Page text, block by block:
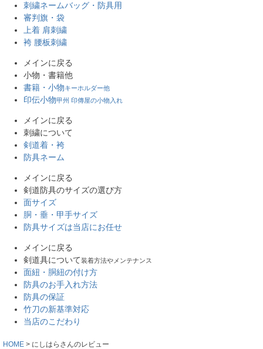
刺繍ネームバッグ・防具用
審判旗・袋
上着 肩刺繍
袴 腰板刺繍
メインに戻る
小物・書籍他
書籍・小物キーホルダー他
印伝小物甲州 印傳屋の小物入れ
メインに戻る
刺繍について
剣道着・袴
防具ネーム
メインに戻る
剣道防具のサイズの選び方
面サイズ
胴・垂・甲手サイズ
防具サイズは当店にお任せ
メインに戻る
剣道具について装着方法やメンテナンス
面紐・胴紐の付け方
防具のお手入れ方法
防具の保証
竹刀の新基準対応
当店のこだわり
HOME にしはらさんのレビュー